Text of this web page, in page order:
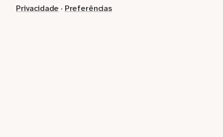
Privacidade · Preferências